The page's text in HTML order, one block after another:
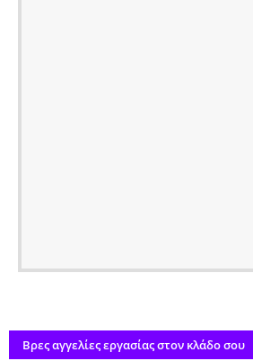
Βρες αγγελίες εργασίας στον κλάδο σου